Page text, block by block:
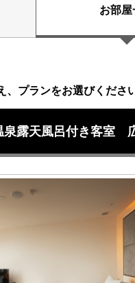
お部
プランをお選びください
泉露天風呂付き客室